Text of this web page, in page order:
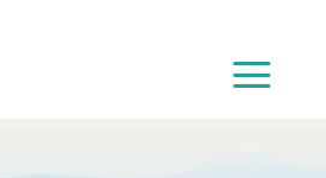
a